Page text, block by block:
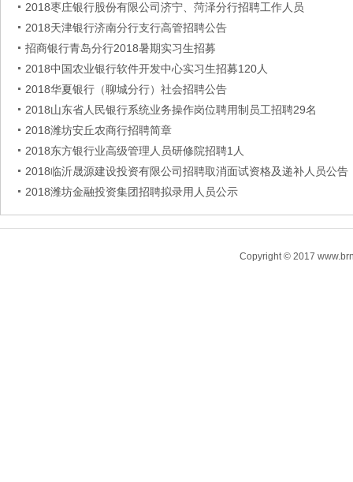
2018枣庄银行股份有限公司济宁、菏泽分行招聘工作人员
2018天津银行济南分行支行高管招聘公告
招商银行青岛分行2018暑期实习生招募
2018中国农业银行软件开发中心实习生招募120人
2018华夏银行（聊城分行）社会招聘公告
2018山东省人民银行系统业务操作岗位聘用制员工招聘29名
2018潍坊安丘农商行招聘简章
2018东方银行业高级管理人员研修院招聘1人
2018临沂晟源建设投资有限公司招聘取消面试资格及递补人员公告
2018潍坊金融投资集团招聘拟录用人员公示
Copyright © 2017